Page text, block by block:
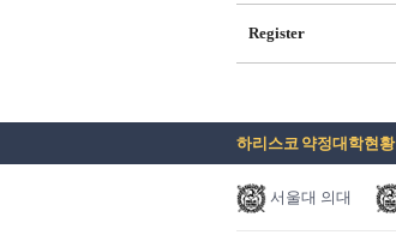
Register
하리스코 약정대학현황
서울대 의대